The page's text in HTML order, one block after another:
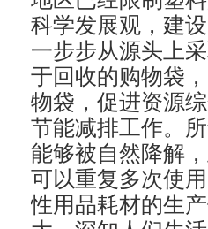
科学发展观，建
一步步从源头上
于回收的购物袋
物袋，促进资源
节能减排工作。
能够被自然降解
可以重复多次使
性用品耗材的生